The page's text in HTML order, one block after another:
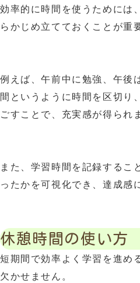
効率的に時間を使うためには
らかじめ立てておくことが重
例えば、午前中に勉強、午後
間というように時間を区切り
ごすことで、充実感が得られ
また、学習時間を記録するこ
ったかを可視化でき、達成感
休憩時間の使い方
短期間で効率よく学習を進め
欠かせません。